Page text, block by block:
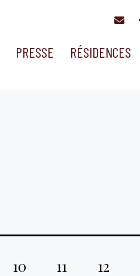
PRESSE RÉSIDENCES
10 11 12